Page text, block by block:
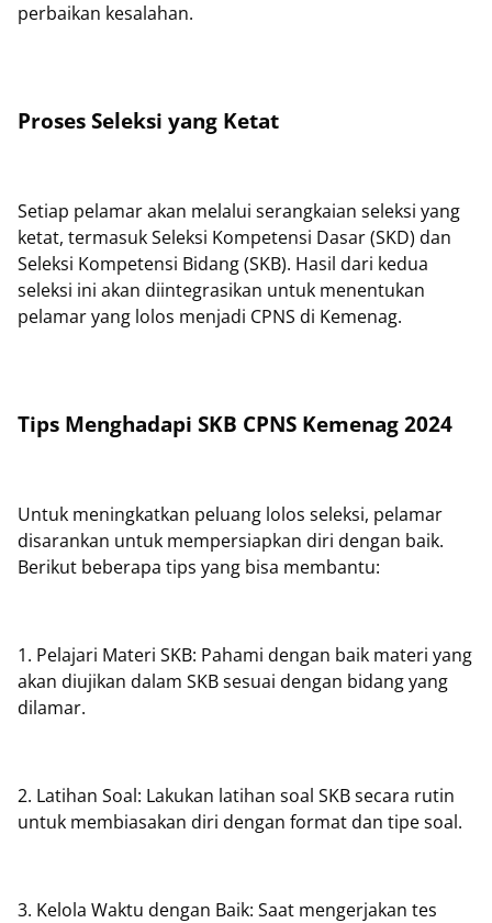
perbaikan kesalahan.
Proses Seleksi yang Ketat
Setiap pelamar akan melalui serangkaian seleksi yang
ketat, termasuk Seleksi Kompetensi Dasar (SKD) dan
Seleksi Kompetensi Bidang (SKB). Hasil dari kedua
seleksi ini akan diintegrasikan untuk menentukan
pelamar yang lolos menjadi CPNS di Kemenag.
Tips Menghadapi SKB CPNS Kemenag 2024
Untuk meningkatkan peluang lolos seleksi, pelamar
disarankan untuk mempersiapkan diri dengan baik.
Berikut beberapa tips yang bisa membantu:
1. Pelajari Materi SKB: Pahami dengan baik materi yang
akan diujikan dalam SKB sesuai dengan bidang yang
dilamar.
2. Latihan Soal: Lakukan latihan soal SKB secara rutin
untuk membiasakan diri dengan format dan tipe soal.
3. Kelola Waktu dengan Baik: Saat mengerjakan tes